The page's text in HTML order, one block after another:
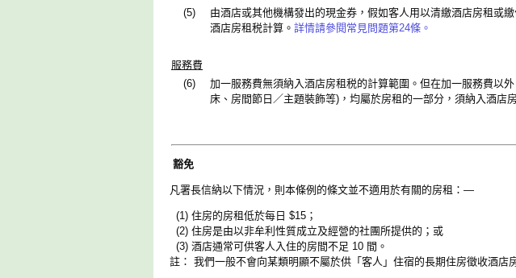
(5)
由酒店或其他機構發出的現金券，假如客人用以清繳酒店房租或
酒店房租税計算。 詳情請參閱常見問題第24條。
服務費
(6)
加一服務費無須納入酒店房租税的計算範圍。但在加一服務費以
床、房間節日／主題裝飾等)，均屬於房租的一部分，須納入酒店
豁免
凡署長信納以下情況，則本條例的條文並不適用於有關的房租：—
(1) 住房的房租低於每日 $15；
(2) 住房是由以非牟利性質成立及經營的社團所提供的；或
(3) 酒店通常可供客人入住的房間不足 10 間。
註： 我們一般不會向某類明顯不屬於供「客人」住宿的長期住房徵收酒店